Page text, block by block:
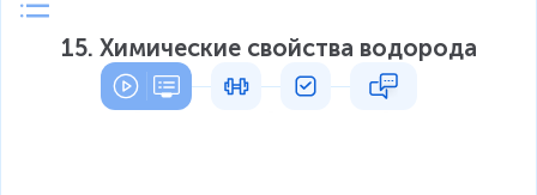
15. Химические свойства водорода